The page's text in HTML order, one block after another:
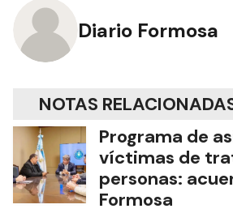
Diario Formosa
NOTAS
Programa de
víctimas de
personas:
Formosa